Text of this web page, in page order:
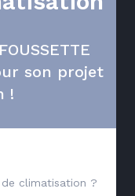
son projet
!
climatisation ?